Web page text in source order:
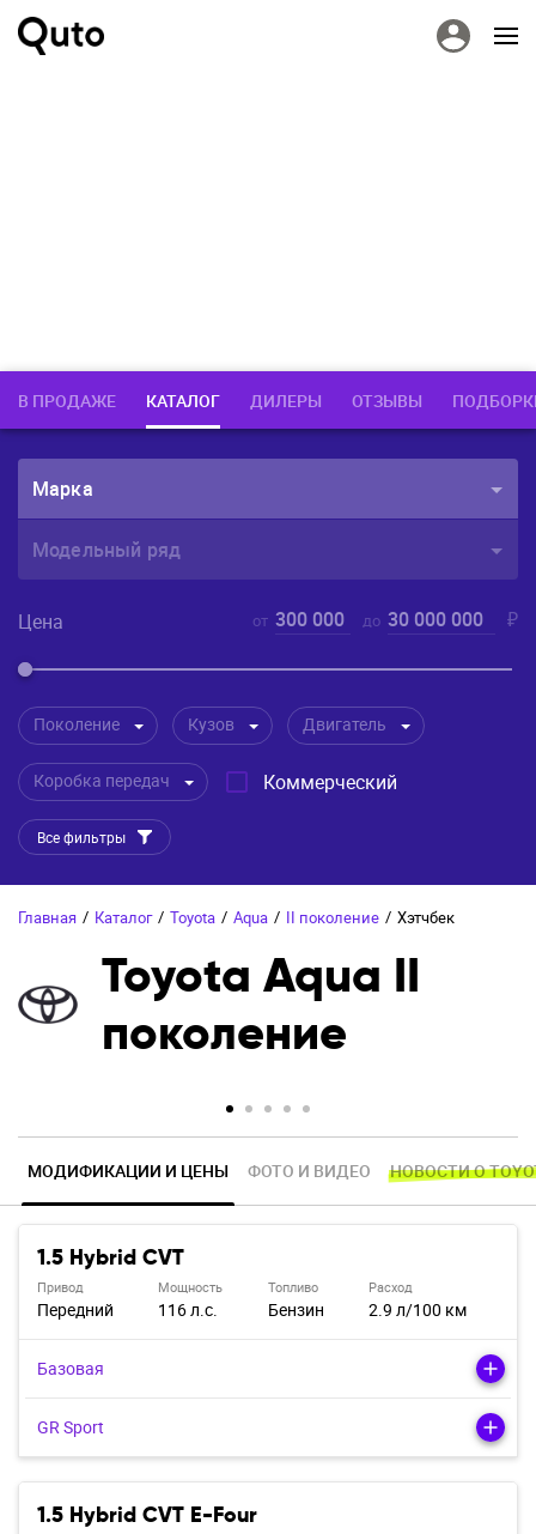
В ПРОДАЖЕ КАТАЛОГ ДИЛЕРЫ ОТЗЫВЫ
Марка
Модельный ряд
Цена от 300 000 до 30 000 000 ₽
Поколение Кузов Двигатель
Коробка передач Коммерческий
Все фильтры
Главная / Каталог / Toyota / Aqua / II поколение / Хэтчбек
Toyota Aqua II
поколение
МОДИФИКАЦИИ И ЦЕНЫ ФОТО И ВИДЕО НОВОСТИ О
1.5 Hybrid CVT
Привод
Передний
Мощность
116 л.с.
Топливо
Бензин
Расход
2.9 л/100 км
Базовая
GR Sport
1.5 Hybrid CVT E-Four